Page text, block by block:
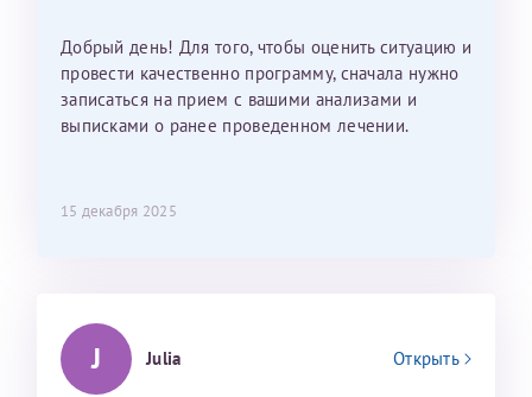
Добрый день! Для того, чтобы оценить ситуацию и
провести качественно программу, сначала нужно
записаться на прием с вашими анализами и
выписками о ранее проведенном лечении.
15 декабря 2025
J Julia Открыть